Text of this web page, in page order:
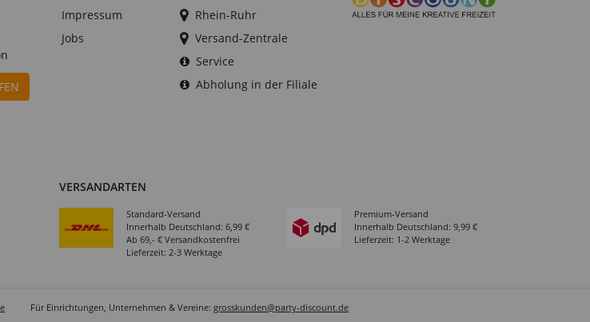
Impressum
Jobs
Rhein-Ruhr
Versand-Zentrale
Service
Abholung in der Filiale
VERSANDARTEN
Standard-Versand
Innerhalb Deutschland: 6,99 €
Ab 69,- € Versandkostenfrei
Lieferzeit: 2-3 Werktage
Premium-Versand
Innerhalb Deutschland: 9,99 €
Lieferzeit: 1-2 Werktage
Für Einrichtungen, Unternehmen & Vereine: grosskunden@party-discount.de